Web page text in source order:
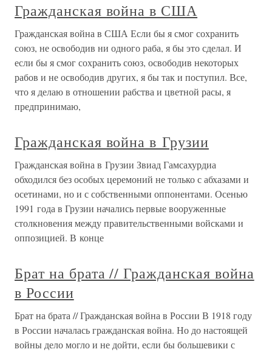
Гражданская война в США
Гражданская война в США Если бы я смог сохранить
союз, не освободив ни одного раба, я бы это сделал. И
если бы я смог сохранить союз, освободив некоторых
рабов и не освободив других, я бы так и поступил. Все,
что я делаю в отношении рабства и цветной расы, я
предпринимаю,
Гражданская война в Грузии
Гражданская война в Грузии Звиад Гамсахурдиа
обходился без особых церемоний не только с абхазами и
осетинами, но и с собственными оппонентами. Осенью
1991 года в Грузии начались первые вооруженные
столкновения между правительственными войсками и
оппозицией. В конце
Брат на брата // Гражданская война
в России
Брат на брата // Гражданская война в России В 1918 году
в России началась гражданская война. Но до настоящей
войны дело могло и не дойти, если бы большевики с